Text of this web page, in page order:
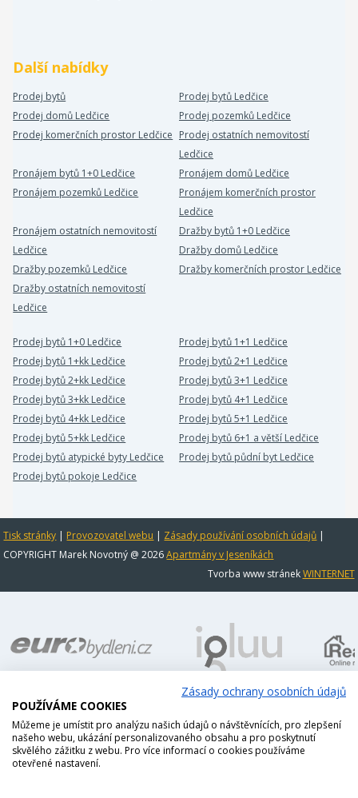
Další nabídky
Prodej bytů
Prodej bytů Ledčice
Prodej domů Ledčice
Prodej pozemků Ledčice
Prodej komerčních prostor Ledčice Prodej ostatních nemovitostí
Ledčice
Pronájem bytů 1+0 Ledčice
Pronájem domů Ledčice
Pronájem pozemků Ledčice
Pronájem komerčních prostor
Ledčice
Pronájem ostatních nemovitostí
Ledčice
Dražby bytů 1+0 Ledčice
Dražby domů Ledčice
Dražby pozemků Ledčice
Dražby komerčních prostor Ledčice
Dražby ostatních nemovitostí
Ledčice
Prodej bytů 1+0 Ledčice
Prodej bytů 1+1 Ledčice
Prodej bytů 1+kk Ledčice
Prodej bytů 2+1 Ledčice
Prodej bytů 2+kk Ledčice
Prodej bytů 3+1 Ledčice
Prodej bytů 3+kk Ledčice
Prodej bytů 4+1 Ledčice
Prodej bytů 4+kk Ledčice
Prodej bytů 5+1 Ledčice
Prodej bytů 5+kk Ledčice
Prodej bytů 6+1 a větší Ledčice
Prodej bytů atypické byty Ledčice
Prodej bytů půdní byt Ledčice
Prodej bytů pokoje Ledčice
Tisk stránky | Provozovatel webu | Zásady používání osobních údajů |
COPYRIGHT Marek Novotný @ 2026Apartmány v Jeseníkách
Tvorba www stránekWINTERNET
Zásady ochrany osobních údajů
POUŽÍVÁME COOKIES
Můžeme je umístit pro analýzu našich údajů o návštěvnících, pro zlepšení
našeho webu, ukázání personalizovaného obsahu a pro poskytnutí
skvělého zážitku z webu. Pro více informací o cookies používáme
otevřené nastavení.